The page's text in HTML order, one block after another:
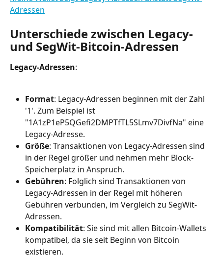
Adressen
Unterschiede zwischen Legacy-
und SegWit-Bitcoin-Adressen
Legacy-Adressen:
Format: Legacy-Adressen beginnen mit der Zahl
'1'. Zum Beispiel ist
"1A1zP1eP5QGefi2DMPTfTL5SLmv7DivfNa" eine
Legacy-Adresse.
Größe: Transaktionen von Legacy-Adressen sind
in der Regel größer und nehmen mehr Block-
Speicherplatz in Anspruch.
Gebühren: Folglich sind Transaktionen von
Legacy-Adressen in der Regel mit höheren
Gebühren verbunden, im Vergleich zu SegWit-
Adressen.
Kompatibilität: Sie sind mit allen Bitcoin-Wallets
kompatibel, da sie seit Beginn von Bitcoin
existieren.